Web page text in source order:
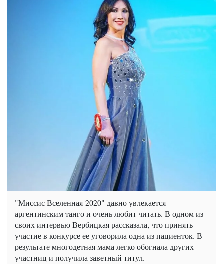
"Миссис Вселенная-2020" давно увлекается
аргентинским танго и очень любит читать. В одном из
своих интервью Вербицкая рассказала, что принять
участие в конкурсе ее уговорила одна из пациенток. В
результате многодетная мама легко обогнала других
участниц и получила заветный титул.